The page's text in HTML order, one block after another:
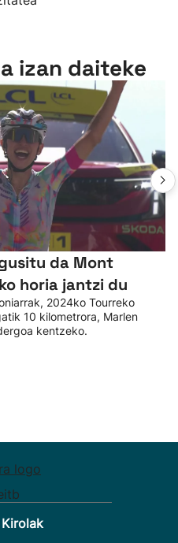
izan daiteke
da Mont
horia jantzi du
2024ko Tourreko
10 kilometrora, Marlen
kentzeko.
Kirolak